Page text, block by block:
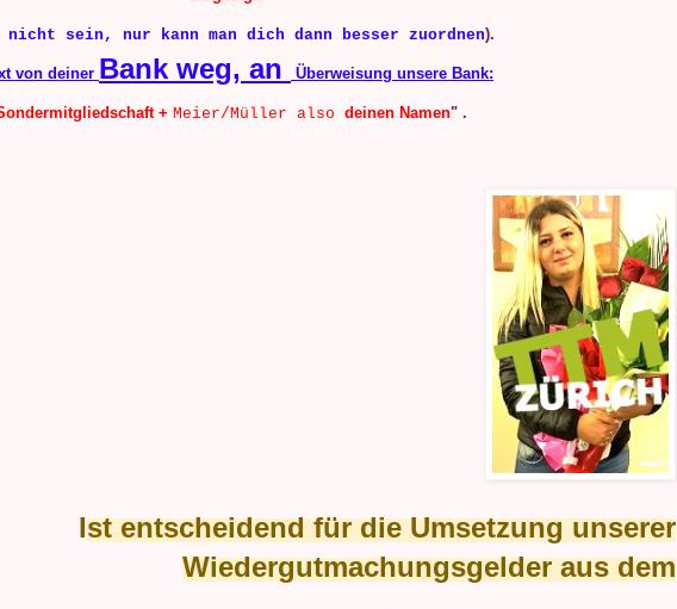
nicht sein, nur kann man dich dann besser zuordnen).
von deiner Bank weg, an Überweisung unsere Bank:
+ Meier/Müller also deinen Namen" .
Ist entscheidend für die Umsetzung unserer
Wiedergutmachungsgelder aus dem